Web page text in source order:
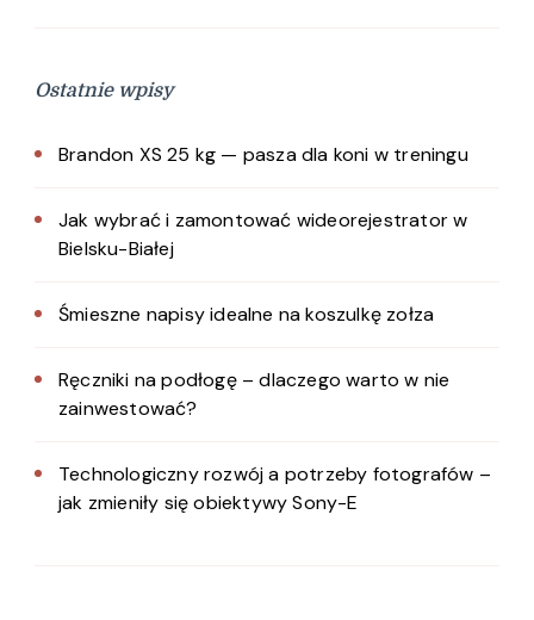
Ostatnie wpisy
Brandon XS 25 kg — pasza dla koni w treningu
Jak wybrać i zamontować wideorejestrator w
Bielsku-Białej
Śmieszne napisy idealne na koszulkę zołza
Ręczniki na podłogę – dlaczego warto w nie
zainwestować?
Technologiczny rozwój a potrzeby fotografów –
jak zmieniły się obiektywy Sony-E